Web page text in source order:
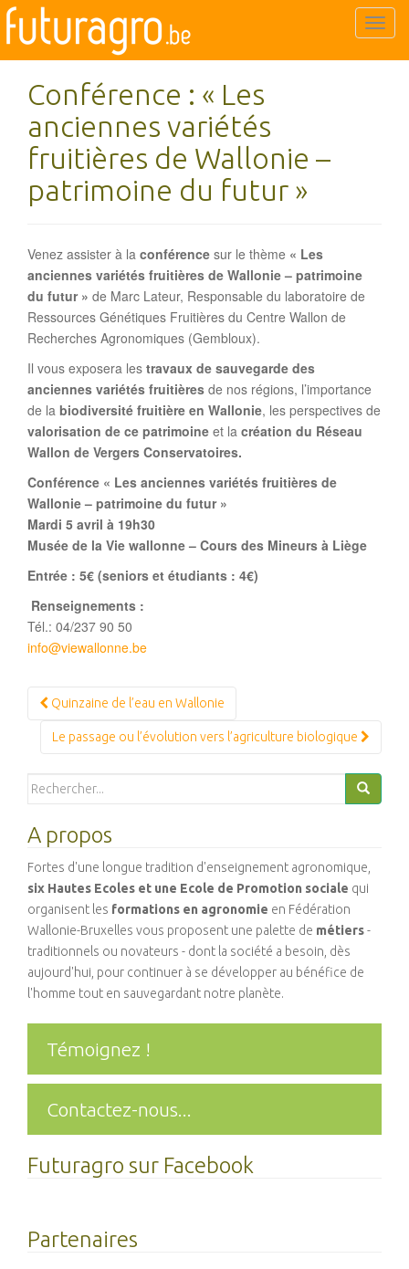
T
Conférence : « Les
anciennes variétés
fruitières de Wallonie –
patrimoine du futur »
Venez assister à la conférence sur le thème « Les
anciennes variétés fruitières de Wallonie – patrimoine
du futur » de Marc Lateur, Responsable du laboratoire de
Ressources Génétiques Fruitières du Centre Wallon de
Recherches Agronomiques (Gembloux).
Il vous exposera les travaux de sauvegarde des
anciennes variétés fruitières de nos régions, l’importance
de la biodiversité fruitière en Wallonie, les perspectives de
valorisation de ce patrimoine et la création du Réseau
Wallon de Vergers Conservatoires.
Conférence « Les anciennes variétés fruitières de
Wallonie – patrimoine du futur »
Mardi 5 avril à 19h30
Musée de la Vie wallonne – Cours des Mineurs à Liège
Entrée : 5€ (seniors et étudiants : 4€)
Renseignements :
Tél.: 04/237 90 50
info@viewallonne.be
Navigation
Article
Quinzaine de l’eau en Wallonie
Le passage ou l’évolution vers l’agriculture biologique
Search
A propos
Fortes d'une longue tradition d'enseignement agronomique,
six Hautes Ecoles et une Ecole de Promotion sociale qui
organisent les formations en agronomie en Fédération
Wallonie-Bruxelles vous proposent une palette de métiers-
traditionnels ou novateurs - dont la société a besoin, dès
aujourd'hui, pour continuer à se développer au bénéfice de
l'homme tout en sauvegardant notre planète.
Témoignez !
Contactez-nous...
Futuragro sur Facebook
Partenaires